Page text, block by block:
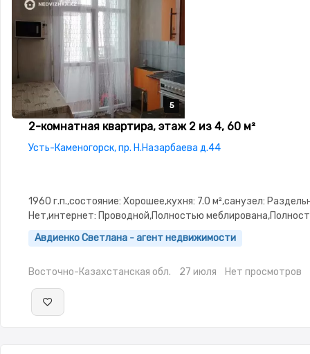
5
5
5
5
5
2-комнатная квартира, этаж 2 из 4, 60 м²
Усть-Каменогорск, пр. Н.Назарбаева д.44
1960 г.п.,состояние: Хорошее,кухня: 7.0 м²,санузел:
Нет,интернет: Проводной,Полностью
меблирована,потолки: 3.0,Домофон,Пластиковые
окна,Неугловая,Комнаты изолированы,Встроенная
Авдиенко Светлана - агент недвижимости
Восточно-Казахстанская обл. 27 июля Нет просмотров